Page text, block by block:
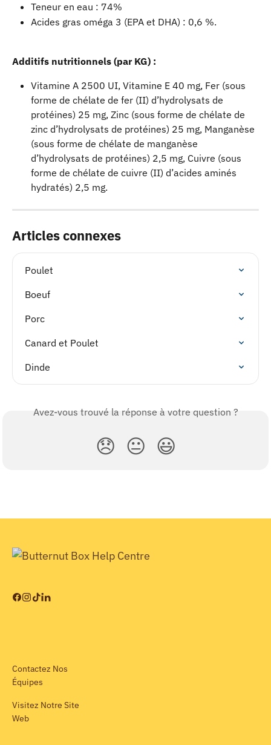
Teneur en eau : 74%
Acides gras oméga 3 (EPA et DHA) : 0,6 %.
Additifs nutritionnels (par KG) :
Vitamine A 2500 UI, Vitamine E 40 mg, Fer (sous
forme de chélate de fer (II) d’hydrolysats de
protéines) 25 mg, Zinc (sous forme de chélate de
zinc d’hydrolysats de protéines) 25 mg, Manganèse
(sous forme de chélate de manganèse
d’hydrolysats de protéines) 2,5 mg, Cuivre (sous
forme de chélate de cuivre (II) d’acides aminés
hydratés) 2,5 mg.
Articles connexes
Poulet
Boeuf
Porc
Canard et Poulet
Dinde
Avez-vous trouvé la réponse à votre question ?
😞 😐 😃
Contactez Nos
Équipes
Visitez Notre Site
Web